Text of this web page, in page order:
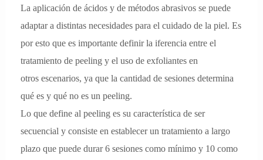
La aplicación de ácidos y de métodos abrasivos se puede
adaptar a distintas necesidades para el cuidado de la piel. Es
por esto que es importante definir la iferencia entre el
tratamiento de peeling y el uso de exfoliantes en
otros escenarios, ya que la cantidad de sesiones determina
qué es y qué no es un peeling.
Lo que define al peeling es su característica de ser
secuencial y consiste en establecer un tratamiento a largo
plazo que puede durar 6 sesiones como mínimo y 10 como